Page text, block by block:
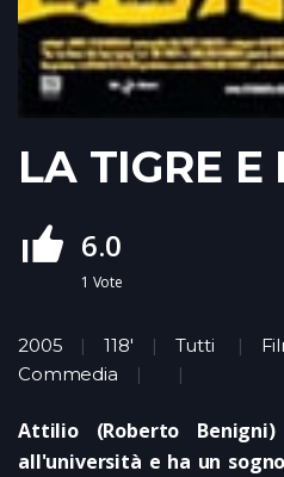
LA TIGRE E
6.0
1 Vote
2005 118' Tutti
Commedia
Attilio (Roberto
all'università e ha un